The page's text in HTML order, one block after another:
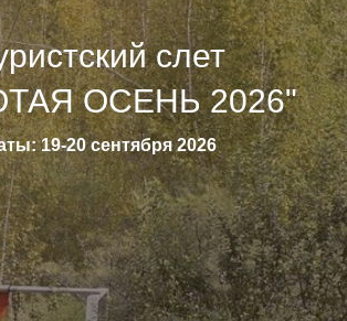
слет
ОСЕНЬ 2026"
19-20 сентября 2026